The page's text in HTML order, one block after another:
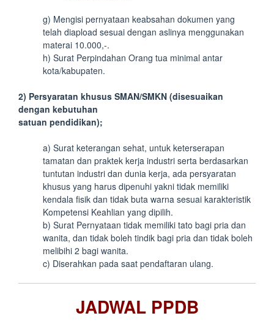
g) Mengisi pernyataan keabsahan dokumen yang
telah diapload sesuai dengan aslinya menggunakan
materai 10.000,-.
h) Surat Perpindahan Orang tua minimal antar
kota/kabupaten.
2) Persyaratan khusus SMAN/SMKN (disesuaikan
dengan kebutuhan
satuan pendidikan);
a) Surat keterangan sehat, untuk keterserapan
tamatan dan praktek kerja industri serta berdasarkan
tuntutan industri dan dunia kerja, ada persyaratan
khusus yang harus dipenuhi yakni tidak memiliki
kendala fisik dan tidak buta warna sesuai karakteristik
Kompetensi Keahlian yang dipilih.
b) Surat Pernyataan tidak memiliki tato bagi pria dan
wanita, dan tidak boleh tindik bagi pria dan tidak boleh
melibihi 2 bagi wanita.
c) Diserahkan pada saat pendaftaran ulang.
JADWAL PPDB